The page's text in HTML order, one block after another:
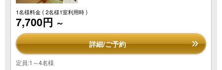
1名様料金( 2名様1室利用時 )
7,700円 ～
詳細/ご予約
定員:1～4名様